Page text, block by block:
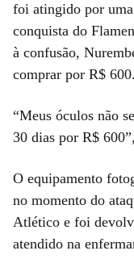
foi atingido por
conquista do
à confusão,
comprar por R$ 600.
“Meus óculos não
30 dias por R$
O equipamento
no momento do
Atlético e foi
atendido na